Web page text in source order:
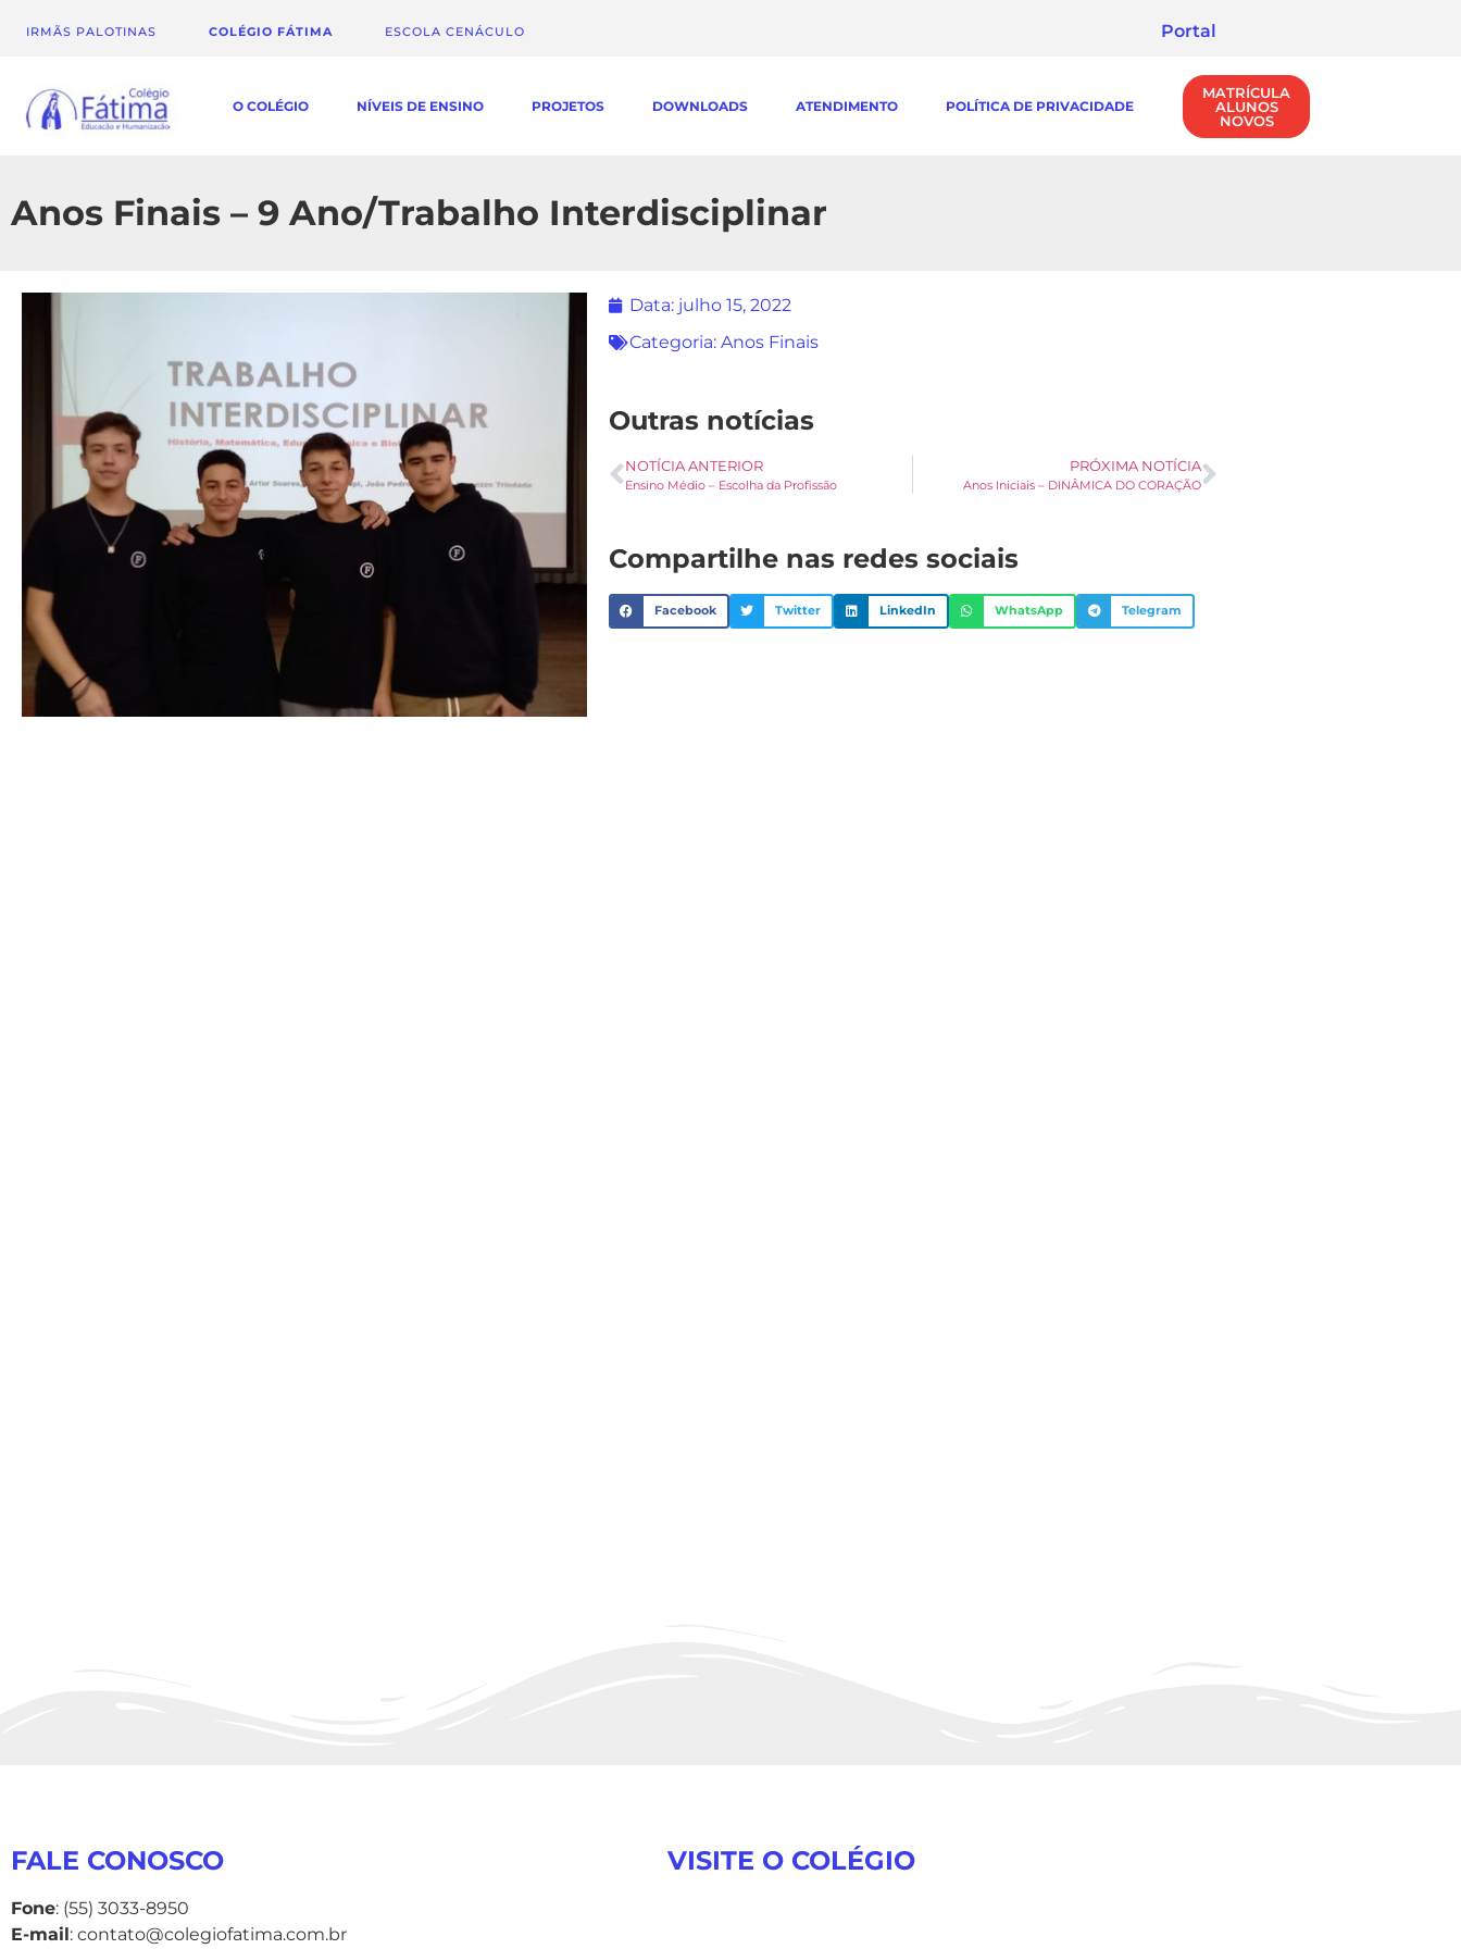
IRMÃS PALOTINAS COLÉGIO FÁTIMA ESCOLA CENÁCULO Portal
O COLÉGIO NÍVEIS DE ENSINO PROJETOS DOWNLOADS ATENDIMENTO POLÍTICA DE PRIVACIDADE
MATRÍCULA
ALUNOS
NOVOS
Anos Finais – 9 Ano/Trabalho Interdisciplinar
Data: julho 15, 2022
Categoria: Anos Finais
Outras notícias
NOTÍCIA ANTERIOR
Ensino Médio – Escolha da Profissão
PRÓXIMA NOTÍCIA
Anos Iniciais – DINÂMICA DO CORAÇÃO
Compartilhe nas redes sociais
Facebook Twitter LinkedIn WhatsApp Telegram
FALE CONOSCO
Fone: (55) 3033-8950
E-mail: contato@colegiofatima.com.br
VISITE O COLÉGIO